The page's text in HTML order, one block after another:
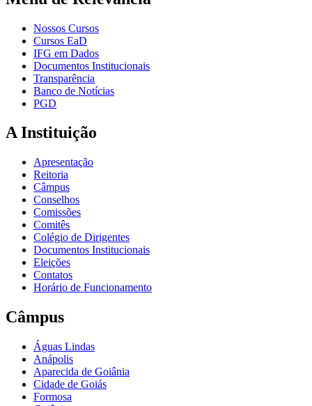
Nossos Cursos
Cursos EaD
IFG em Dados
Documentos Institucionais
Transparência
Banco de Notícias
PGD
A Instituição
Apresentação
Reitoria
Câmpus
Conselhos
Comissões
Comitês
Colégio de Dirigentes
Documentos Institucionais
Eleições
Contatos
Horário de Funcionamento
Câmpus
Águas Lindas
Anápolis
Aparecida de Goiânia
Cidade de Goiás
Formosa